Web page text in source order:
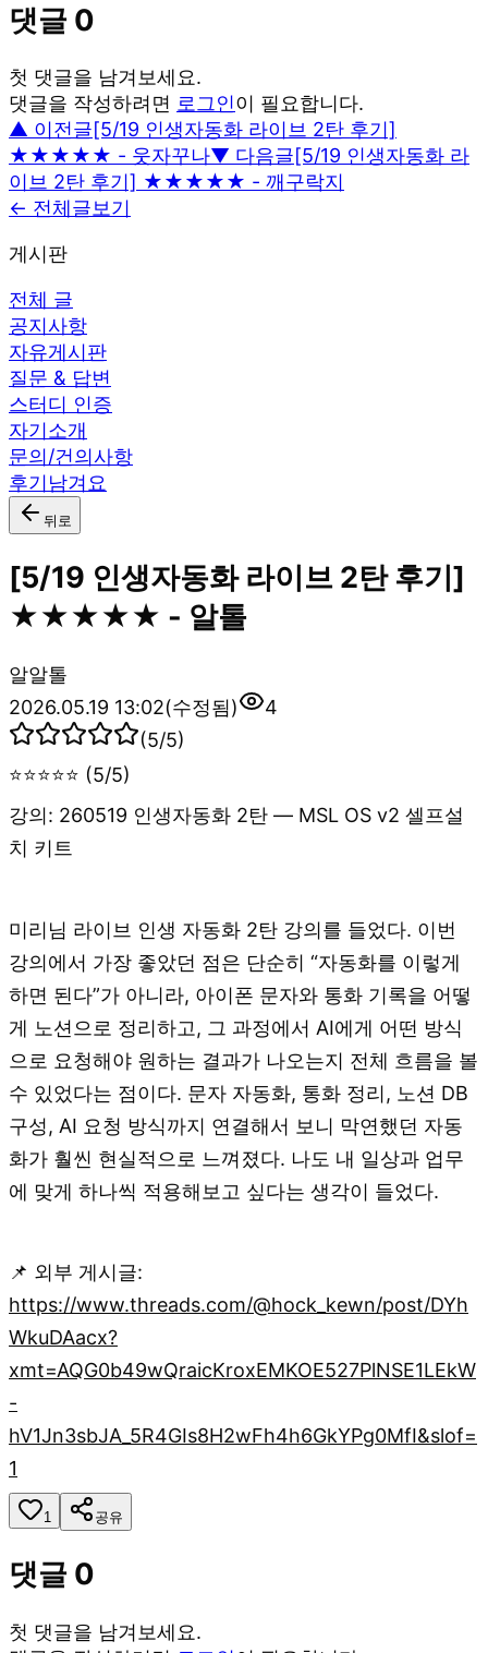
댓글 0
첫 댓글을 남겨보세요.
댓글을 작성하려면 로그인이 필요합니다.
▲ 이전글[5/19 인생자동화 라이브 2탄 후기]
★★★★★ - 웃자꾸나▼ 다음글[5/19 인생자동화 라
이브 2탄 후기] ★★★★★ - 깨구락지
← 전체글보기
게시판
전체 글
공지사항
자유게시판
질문 & 답변
스터디 인증
자기소개
문의/건의사항
후기남겨요
뒤로
[5/19 인생자동화 라이브 2탄 후기]
★★★★★ - 알톨
알알톨
2026.05.19 13:02(수정됨)
4
(5/5)
⭐⭐⭐⭐⭐ (5/5)
강의: 260519 인생자동화 2탄 — MSL OS v2 셀프설
치 키트
미리님 라이브 인생 자동화 2탄 강의를 들었다. 이번
강의에서 가장 좋았던 점은 단순히 “자동화를 이렇게
하면 된다”가 아니라, 아이폰 문자와 통화 기록을 어떻
게 노션으로 정리하고, 그 과정에서 AI에게 어떤 방식
으로 요청해야 원하는 결과가 나오는지 전체 흐름을 볼
수 있었다는 점이다. 문자 자동화, 통화 정리, 노션 DB
구성, AI 요청 방식까지 연결해서 보니 막연했던 자동
화가 훨씬 현실적으로 느껴졌다. 나도 내 일상과 업무
에 맞게 하나씩 적용해보고 싶다는 생각이 들었다.
📌 외부 게시글:
https://www.threads.com/@hock_kewn/post/DYh
WkuDAacx?
xmt=AQG0b49wQraicKroxEMKOE527PlNSE1LEkW
-
hV1Jn3sbJA_5R4GIs8H2wFh4h6GkYPg0MfI&slof=
1
1 공유
댓글 0
첫 댓글을 남겨보세요.